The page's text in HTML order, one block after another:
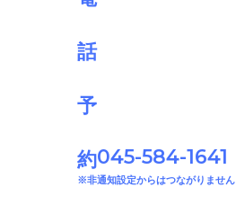
045-584-1641
※非通知設定からはつながりません